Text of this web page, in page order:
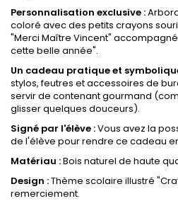
Personnalisation exclusive :
coloré avec des petits crayons
"Merci Maître Vincent"
cette belle année".
Un cadeau pratique et
stylos, feutres et accessoires de
servir de contenant gourmand
glisser quelques douceurs).
Signé par l'élève :Vous avez la
de l'élève pour rendre ce cadeau
Matériau :Bois naturel de haute
Design :Thème scolaire illustré
remerciement.